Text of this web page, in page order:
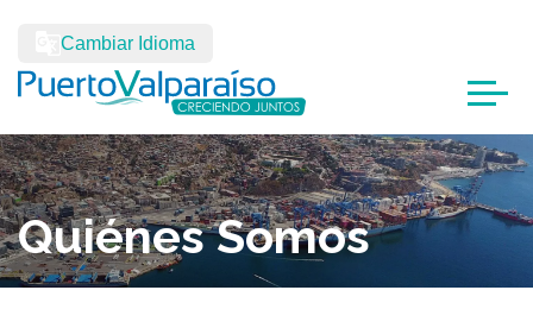
Cambiar Idioma
Quiénes Somos